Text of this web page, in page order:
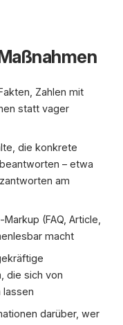
Zahlen mit
statt vager
die konkrete
– etwa
am
(FAQ, Article,
macht
die sich von
lassen
darüber, wer